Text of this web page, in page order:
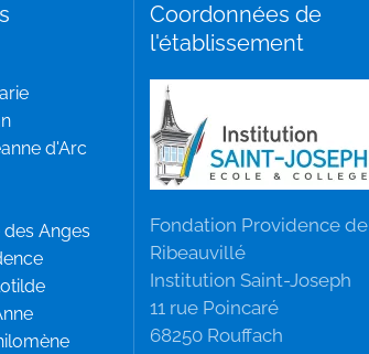
d'Arc
Anges
Coordonnées de
l'établissement
Fondation Providence de
Ribeauvillé
Institution Saint-Joseph
11 rue Poincaré
68250 Rouffach